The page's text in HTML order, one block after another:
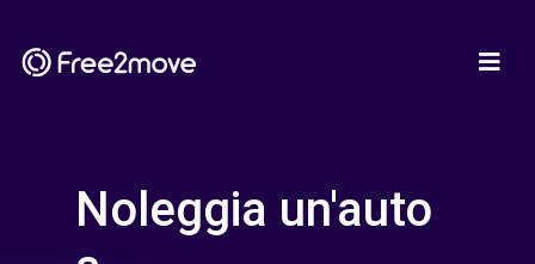
Noleggia un'auto